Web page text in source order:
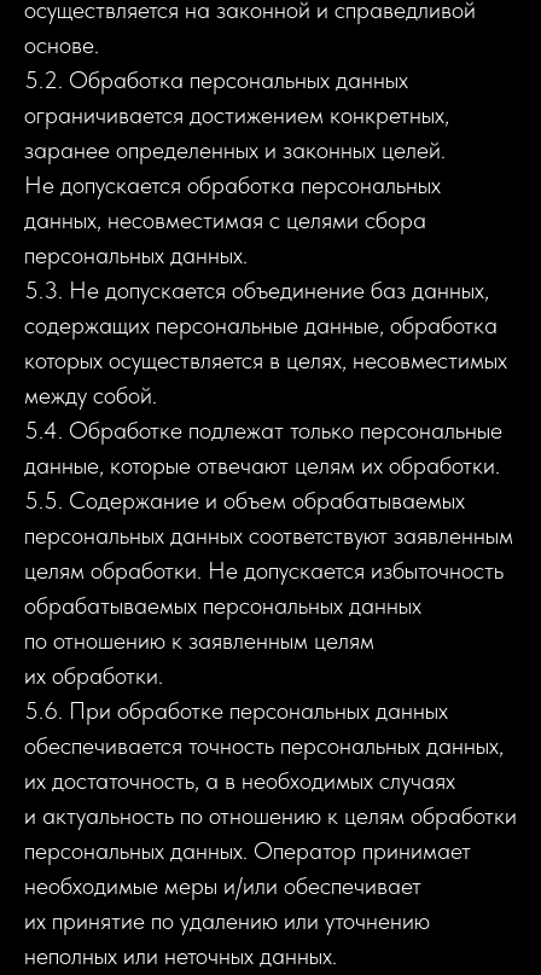
осуществляется на законной и справедливой
основе.
5.2. Обработка персональных данных
ограничивается достижением конкретных,
заранее определенных и законных целей.
Не допускается обработка персональных
данных, несовместимая с целями сбора
персональных данных.
5.3. Не допускается объединение баз данных,
содержащих персональные данные, обработка
которых осуществляется в целях, несовместимых
между собой.
5.4. Обработке подлежат только персональные
данные, которые отвечают целям их обработки.
5.5. Содержание и объем обрабатываемых
персональных данных соответствуют заявленным
целям обработки. Не допускается избыточность
обрабатываемых персональных данных
по отношению к заявленным целям
их обработки.
5.6. При обработке персональных данных
обеспечивается точность персональных данных,
их достаточность, а в необходимых случаях
и актуальность по отношению к целям обработки
персональных данных. Оператор принимает
необходимые меры и/или обеспечивает
их принятие по удалению или уточнению
неполных или неточных данных.